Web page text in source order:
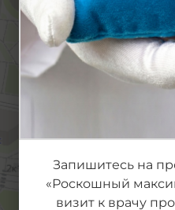
Запишитесь на
«Роскошный
визит к врачу